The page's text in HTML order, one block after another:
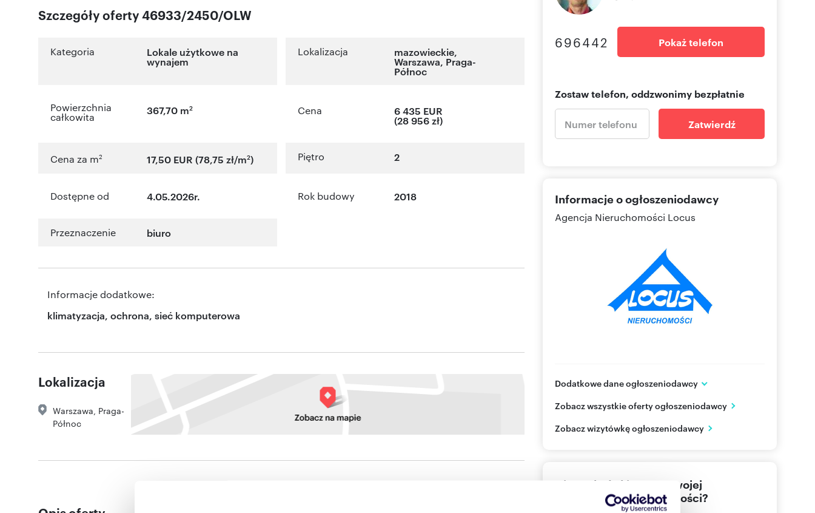
Szczegóły oferty 46933/2450/OLW
Kategoria Lokale użytkowe na
wynajem
Lokalizacja mazowieckie,
Warszawa, Praga-
Północ
Powierzchnia
całkowita
367,70 m2 Cena 6 435 EUR
(28 956 zł)
Cena za m2 17,50 EUR (78,75 zł/m2) Piętro 2
Dostępne od 4.05.2026r. Rok budowy 2018
Przeznaczenie biuro
Informacje dodatkowe:
klimatyzacja, ochrona, sieć komputerowa
Lokalizacja
Warszawa Praga-
Północ
696442 Pokaż telefon
Zostaw telefon, oddzwonimy bezpłatnie
Zatwierdź
Informacje o ogłoszeniodawcy
Agencja Nieruchomości Locus
Dodatkowe dane ogłoszeniodawcy
Warszawa
PL
Zobacz wszystkie oferty ogłoszeniodawcy
Zobacz wizytówkę ogłoszeniodawcy
Nie znalazłeś jeszcze swojej
wymarzonej nieruchomości?